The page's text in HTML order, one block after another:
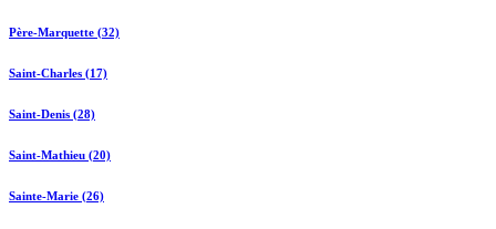
Père-Marquette (32)
Saint-Charles (17)
Saint-Denis (28)
Saint-Mathieu (20)
Sainte-Marie (26)